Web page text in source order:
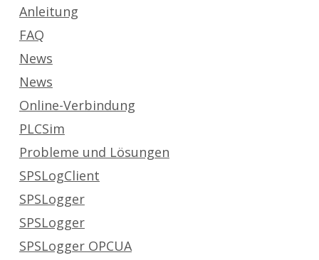
Anleitung
FAQ
News
News
Online-Verbindung
PLCSim
Probleme und Lösungen
SPSLogClient
SPSLogger
SPSLogger
SPSLogger OPCUA